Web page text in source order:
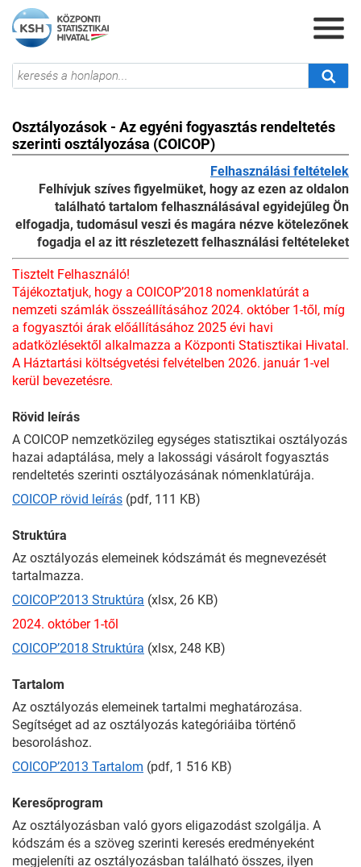
Osztályozások - Az egyéni fogyasztás rendeltetés
szerinti osztályozása (COICOP)
Felhasználási feltételek
Felhívjuk szíves figyelmüket, hogy az ezen az oldalon
található tartalom felhasználásával egyidejűleg Ön
elfogadja, tudomásul veszi és magára nézve kötelezőnek
fogadja el az itt részletezett felhasználási feltételeket
Tisztelt Felhasználó!
Tájékoztatjuk, hogy a COICOP’2018 nomenklatúrát a
nemzeti számlák összeállításához 2024. október 1-től, míg
a fogyasztói árak előállításához 2025 évi havi
adatközlésektől alkalmazza a Központi Statisztikai Hivatal.
A Háztartási költségvetési felvételben 2026. január 1-vel
kerül bevezetésre.
Rövid leírás
A COICOP nemzetközileg egységes statisztikai osztályozás
hazai adaptálása, mely a lakossági vásárolt fogyasztás
rendeltetés szerinti osztályozásának nómenklatúrája.
COICOP rövid leírás (pdf, 111 KB)
Struktúra
Az osztályozás elemeinek kódszámát és megnevezését
tartalmazza.
COICOP’2013 Struktúra (xlsx, 26 KB)
2024. október 1-től
COICOP’2018 Struktúra (xlsx, 248 KB)
Tartalom
Az osztályozás elemeinek tartalmi meghatározása.
Segítséget ad az osztályozás kategóriáiba történő
besoroláshoz.
COICOP’2013 Tartalom (pdf, 1 516 KB)
Keresőprogram
Az osztályozásban való gyors eligazodást szolgálja. A
kódszám és a szöveg szerinti keresés eredményeként
megjeleníti az osztályozásban található összes, ilyen